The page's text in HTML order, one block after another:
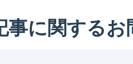
事に関する